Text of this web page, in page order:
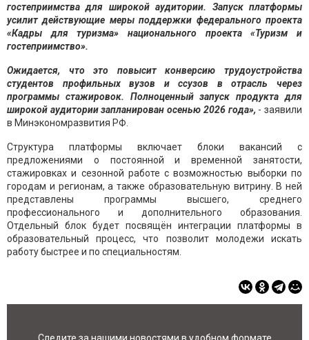
гостеприимства для широкой аудитории. Запуск платформы
усилит действующие меры поддержки федерального проекта
«Кадры для туризма» национального проекта «Туризм и
гостеприимство».
Ожидается, что это повысит конверсию трудоустройства
студентов профильных вузов и ссузов в отрасль через
программы стажировок. Полноценный запуск продукта для
широкой аудитории запланирован осенью 2026 года», - заявили
в Минэкономразвития РФ.
Структура платформы включает блоки вакансий с
предложениями о постоянной и временной занятости,
стажировках и сезонной работе с возможностью выборки по
городам и регионам, а также образовательную витрину. В ней
представлены программы высшего, среднего
профессионального и дополнительного образования.
Отдельный блок будет посвящён интеграции платформы в
образовательный процесс, что позволит молодежи искать
работу быстрее и по специальностям.